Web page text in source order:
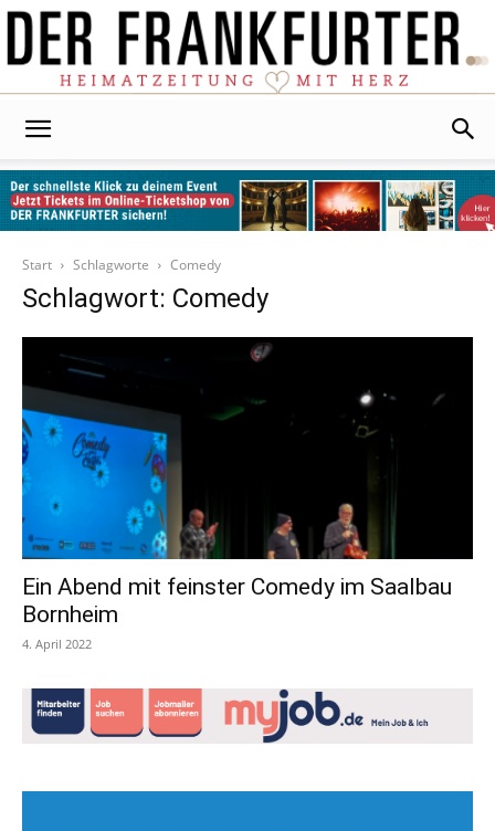
Start
Schlagworte Comedy
Schlagwort: Comedy
Ein Abend mit feinster Comedy im Saalbau
Bornheim
4. April 2022